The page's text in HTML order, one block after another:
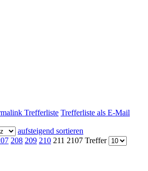
Trefferliste Trefferliste als E-Mail
aufsteigend sortieren
208 209 210 211 2107 Treffer